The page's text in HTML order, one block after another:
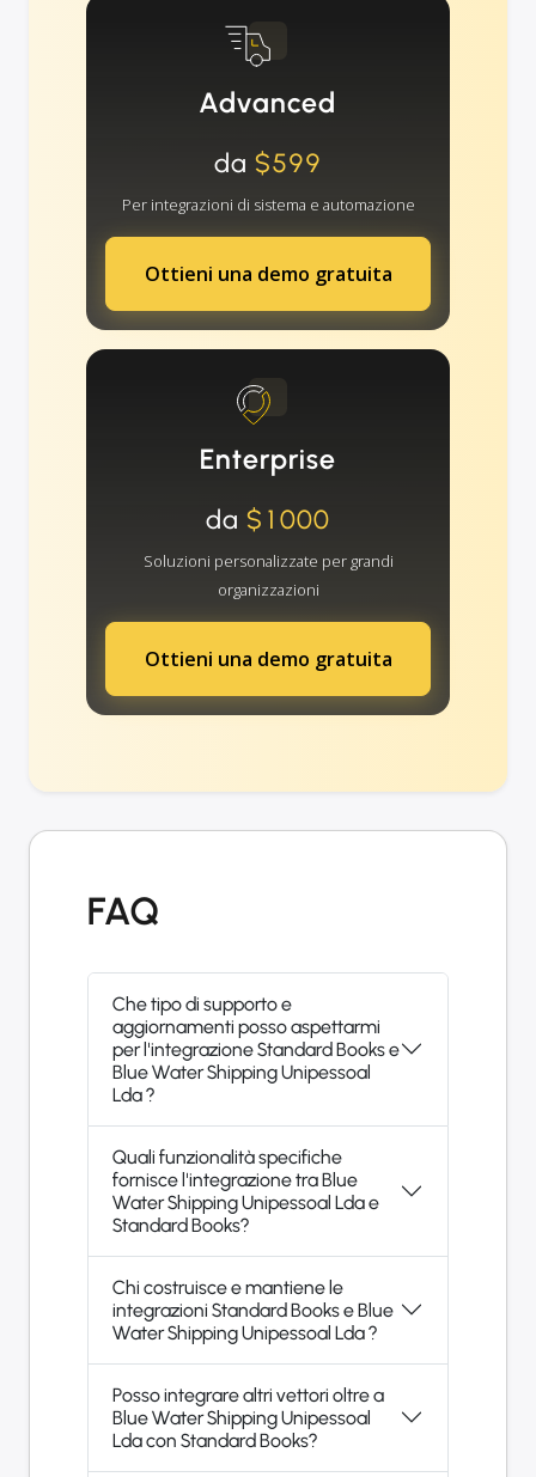
Advanced
da$599
Per integrazioni di sistema e automazione
Ottieni una demo gratuita
Enterprise
da$1000
Soluzioni personalizzate per grandi
organizzazioni
Ottieni una demo gratuita
FAQ
Che tipo di supporto e
aggiornamenti posso aspettarmi
per l'integrazione Standard Books e
Blue Water Shipping Unipessoal
Lda ?
Quali funzionalità specifiche
fornisce l'integrazione tra Blue
Water Shipping Unipessoal Lda e
Standard Books?
Chi costruisce e mantiene le
integrazioni Standard Books e Blue
Water Shipping Unipessoal Lda ?
Posso integrare altri vettori oltre a
Blue Water Shipping Unipessoal
Lda con Standard Books?